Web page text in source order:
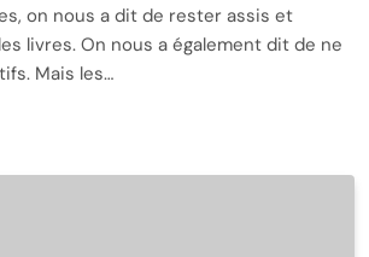
on nous a dit de rester assis et
livres. On nous a également dit de ne
Mais les…